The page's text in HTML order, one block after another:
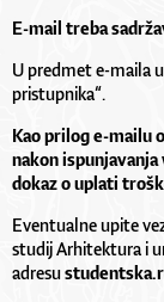
E-mail treba
U predmet e-maila
pristupnika“.
Kao prilog e-mailu
nakon
dokaz o uplati
Eventualne upite
studij Arhitektura i
adresu